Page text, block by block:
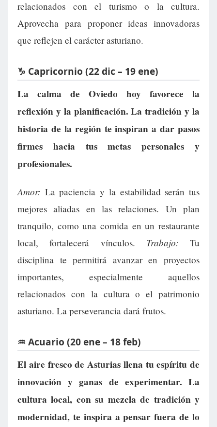
relacionados con el turismo o la cultura.
Aprovecha para proponer ideas innovadoras
que reflejen el carácter asturiano.
♑ Capricornio (22 dic – 19 ene)
La calma de Oviedo hoy favorece la
reflexión y la planificación. La tradición y la
historia de la región te inspiran a dar pasos
firmes hacia tus metas personales y
profesionales.
Amor: La paciencia y la estabilidad serán tus
mejores aliadas en las relaciones. Un plan
tranquilo, como una comida en un restaurante
local, fortalecerá vínculos. Trabajo: Tu
disciplina te permitirá avanzar en proyectos
importantes, especialmente aquellos
relacionados con la cultura o el patrimonio
asturiano. La perseverancia dará frutos.
♒ Acuario (20 ene – 18 feb)
El aire fresco de Asturias llena tu espíritu de
innovación y ganas de experimentar. La
cultura local, con su mezcla de tradición y
modernidad, te inspira a pensar fuera de lo